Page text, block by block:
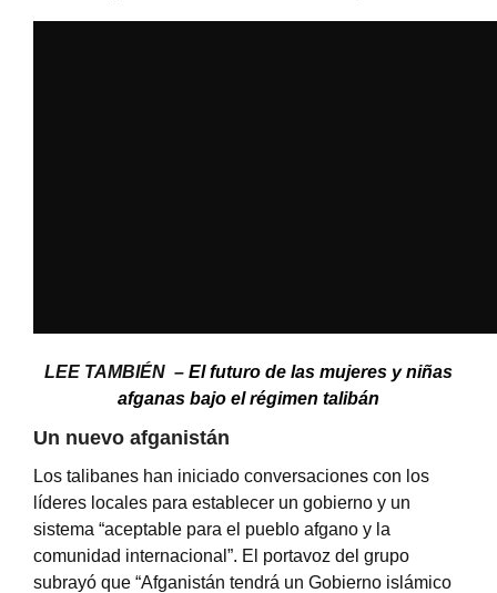
LEE TAMBIÉN – El futuro de las mujeres y niñas
afganas bajo el régimen talibán
Un nuevo afganistán
Los talibanes han iniciado conversaciones con los
líderes locales para establecer un gobierno y un
sistema “aceptable para el pueblo afgano y la
comunidad internacional”. El portavoz del grupo
subrayó que “Afganistán tendrá un Gobierno islámico